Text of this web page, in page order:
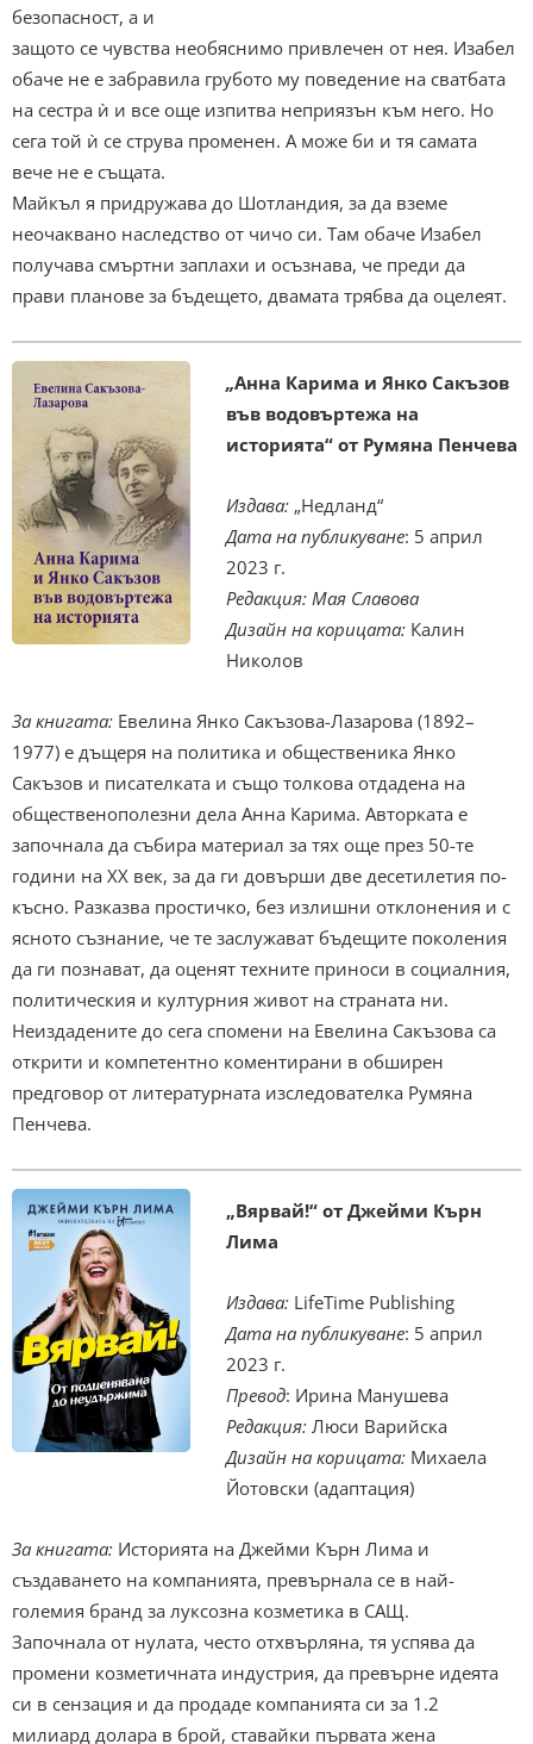
безопасност, а и
защото се чувства необяснимо привлечен от нея. Изабел
обаче не е забравила грубото му поведение на сватбата
на сестра ѝ и все още изпитва неприязън към него. Но
сега той ѝ се струва променен. А може би и тя самата
вече не е същата.
Майкъл я придружава до Шотландия, за да вземе
неочаквано наследство от чичо си. Там обаче Изабел
получава смъртни заплахи и осъзнава, че преди да
прави планове за бъдещето, двамата трябва да оцелеят.
„Анна Карима и Янко Сакъзов
във водовъртежа на
историята“ от Румяна Пенчева
Издава: „Недланд“
Дата на публикуване: 5 април
2023 г.
Редакция: Мая Славова
Дизайн на корицата: Калин
Николов
За книгата: Евелина Янко Сакъзова-Лазарова (1892–
1977) е дъщеря на политика и общественика Янко
Сакъзов и писателката и също толкова отдадена на
общественополезни дела Анна Карима. Авторката е
започнала да събира материал за тях още през 50-те
години на ХХ век, за да ги довърши две десетилетия по-
късно. Разказва простичко, без излишни отклонения и с
ясното съзнание, че те заслужават бъдещите поколения
да ги познават, да оценят техните приноси в социалния,
политическия и културния живот на страната ни.
Неиздадените до сега спомени на Евелина Сакъзова са
открити и компетентно коментирани в обширен
предговор от литературната изследователка Румяна
Пенчева.
„Вярвай!“ от Джейми Кърн
Лима
Издава: LifeTime Publishing
Дата на публикуване: 5 април
2023 г.
Превод: Ирина Манушева
Редакция: Люси Варийска
Дизайн на корицата: Михаела
Йотовски (адаптация)
За книгата: Историята на Джейми Кърн Лима и
създаването на компанията, превърнала се в най-
големия бранд за луксозна козметика в САЩ.
Започнала от нулата, често отхвърляна, тя успява да
промени козметичната индустрия, да превърне идеята
си в сензация и да продаде компанията си за 1.2
милиард долара в брой, ставайки първата жена